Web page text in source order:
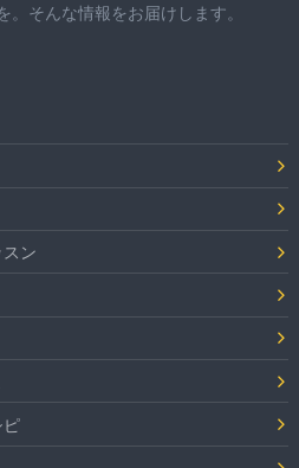
。そんな情報をお届けします。
ン
ピ